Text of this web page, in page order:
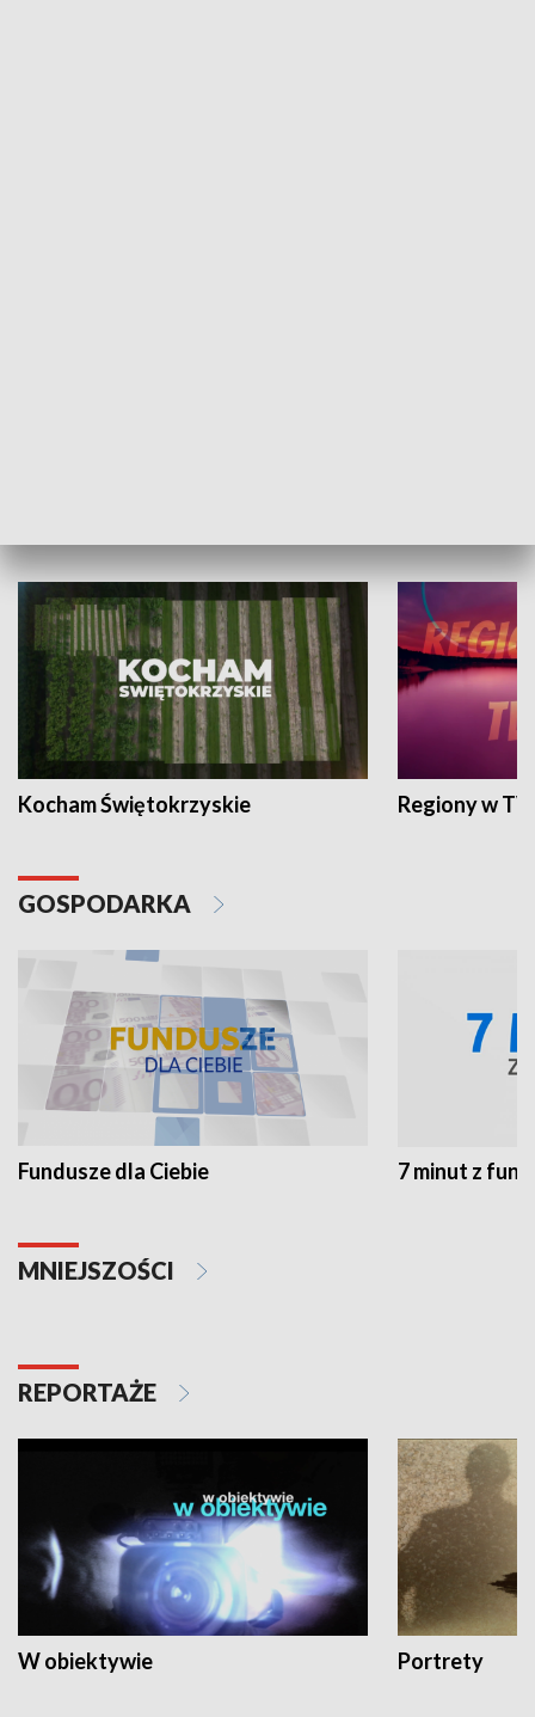
Kocham Świętokrzyskie Regiony w
GOSPODARKA
Fundusze dla Ciebie 7 minut z
MNIEJSZOŚCI
REPORTAŻE
W obiektywie Portrety